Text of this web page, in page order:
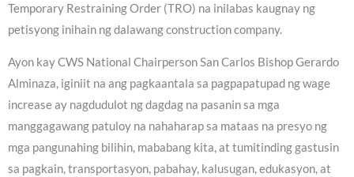
Temporary Restraining Order (TRO) na inilabas kaugnay ng
petisyong inihain ng dalawang construction company.
Ayon kay CWS National Chairperson San Carlos Bishop Gerardo
Alminaza, iginiit na ang pagkaantala sa pagpapatupad ng wage
increase ay nagdudulot ng dagdag na pasanin sa mga
manggagawang patuloy na nahaharap sa mataas na presyo ng
mga pangunahing bilihin, mababang kita, at tumitinding gastusin
sa pagkain, transportasyon, pabahay, kalusugan, edukasyon, at